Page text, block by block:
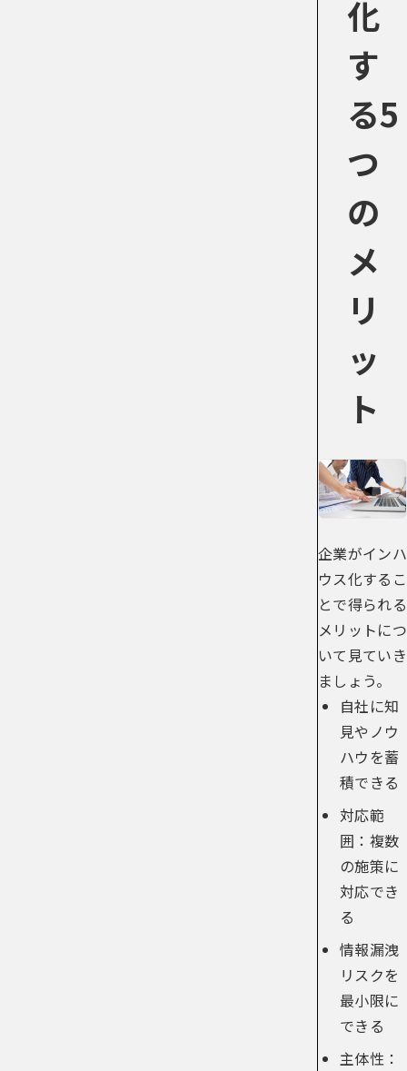
化
す
る5
つ
の
メ
リ
ッ
ト
企業がインハ
ウス化するこ
とで得られる
メリットにつ
いて見ていき
ましょう。
自社に知
見やノウ
ハウを蓄
積できる
対応範
囲：複数
の施策に
対応でき
る
情報漏洩
リスクを
最小限に
できる
主体性：